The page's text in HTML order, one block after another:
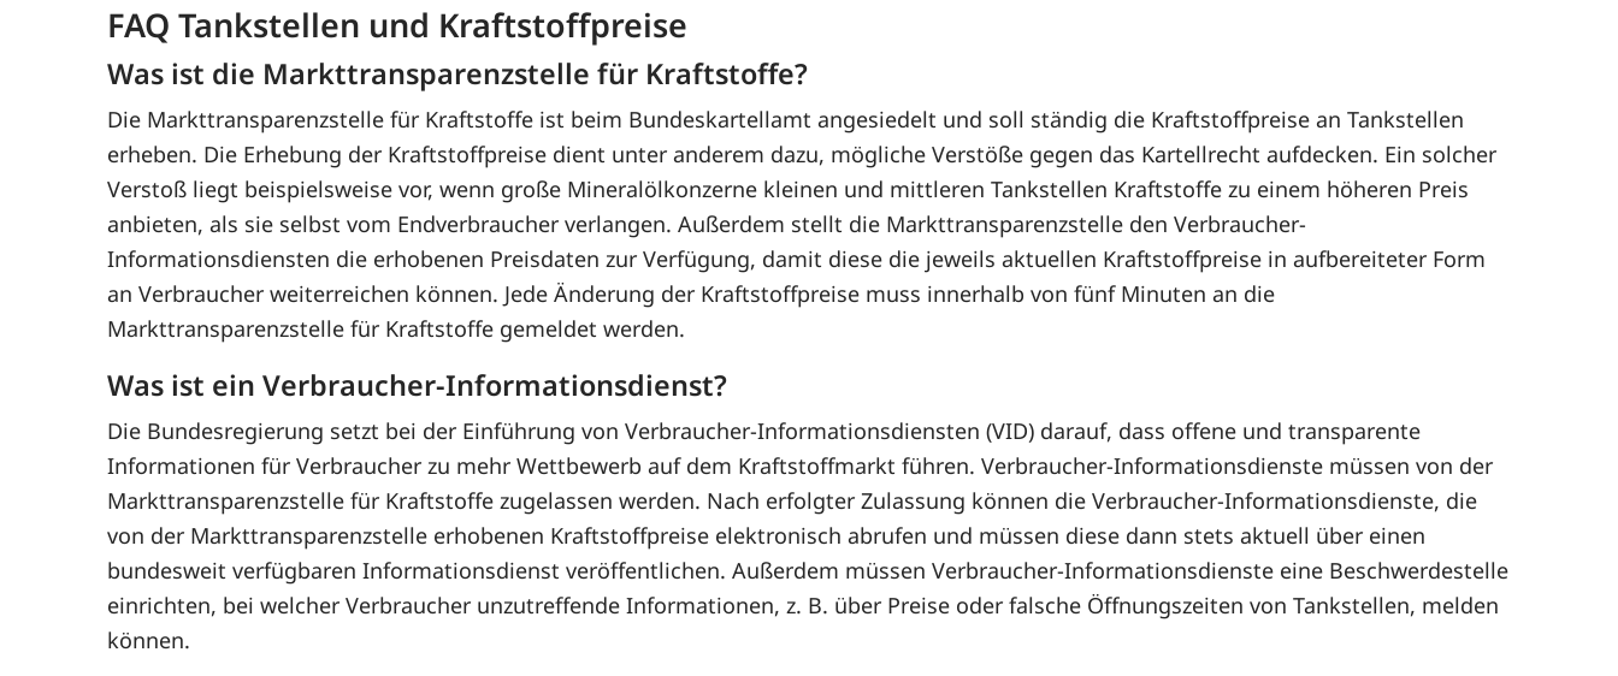
FAQ Tankstellen und Kraftstoffpreise
Was ist die Markttransparenzstelle für Kraftstoffe?
Die Markttransparenzstelle für Kraftstoffe ist beim Bundeskartellamt angesiedelt und soll ständig die Kraftstoffpreise an Tankstellen
erheben. Die Erhebung der Kraftstoffpreise dient unter anderem dazu, mögliche Verstöße gegen das Kartellrecht aufdecken. Ein solcher
Verstoß liegt beispielsweise vor, wenn große Mineralölkonzerne kleinen und mittleren Tankstellen Kraftstoffe zu einem höheren Preis
anbieten, als sie selbst vom Endverbraucher verlangen. Außerdem stellt die Markttransparenzstelle den Verbraucher-
Informationsdiensten die erhobenen Preisdaten zur Verfügung, damit diese die jeweils aktuellen Kraftstoffpreise in aufbereiteter Form
an Verbraucher weiterreichen können. Jede Änderung der Kraftstoffpreise muss innerhalb von fünf Minuten an die
Markttransparenzstelle für Kraftstoffe gemeldet werden.
Was ist ein Verbraucher-Informationsdienst?
Die Bundesregierung setzt bei der Einführung von Verbraucher-Informationsdiensten (VID) darauf, dass offene und transparente
Informationen für Verbraucher zu mehr Wettbewerb auf dem Kraftstoffmarkt führen. Verbraucher-Informationsdienste müssen von der
Markttransparenzstelle für Kraftstoffe zugelassen werden. Nach erfolgter Zulassung können die Verbraucher-Informationsdienste, die
von der Markttransparenzstelle erhobenen Kraftstoffpreise elektronisch abrufen und müssen diese dann stets aktuell über einen
bundesweit verfügbaren Informationsdienst veröffentlichen. Außerdem müssen Verbraucher-Informationsdienste eine Beschwerdestelle
einrichten, bei welcher Verbraucher unzutreffende Informationen, z. B. über Preise oder falsche Öffnungszeiten von Tankstellen, melden
können.